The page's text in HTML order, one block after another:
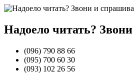
Надоело читать?
(096) 790 88 66
(095) 700 60 30
(093) 102 26 56